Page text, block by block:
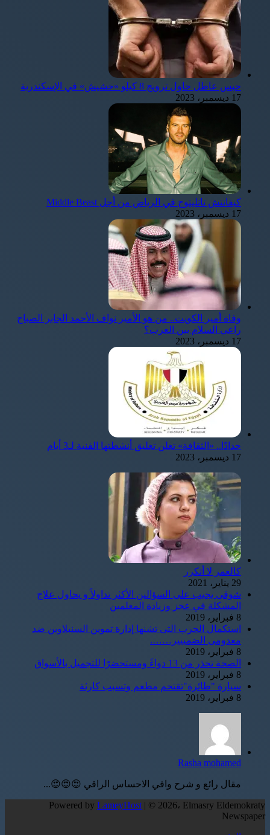
حبس عاطل حاول ترويج 8 كيلو «حشيش» في الإسكندرية
17 ديسمبر، 2023
كيفانتش تاتليتوج في الرياض من أجل Middle Beast
17 ديسمبر، 2023
وفاة أمير الكويت.. من هو الأمير نواف الأحمد الجابر الصباح
راعي السلام بين العرب؟
17 ديسمبر، 2023
حدادًا.. «الثقافة» تعلن تعليق أنشطتها الفنية لـ3 أيام
17 ديسمبر، 2023
كالعمر لا أتكرر
29 يناير، 2021
شوقى يجيب على السؤالين الأكثر تداولاً و يحاول علاج
المشكلة في عجز وزيادة المعلمين
8 فبراير، 2019
استكمال الحرب التى تشنها إدارة تموين السنبلاوين ضد
معدومى الضمييير…….
8 فبراير، 2019
الصحة تحذر من 13 دواءً ومستحضرًا للتجميل بالأسواق
8 فبراير، 2019
سيارة "طائرة"تقتحم مطعم وتسبب كارثة
8 فبراير، 2019
Rasha mohamed
مقال رائع و شرح وافي الاحساس الراقي 😍😍😍...
Powered by LameyHost | © 2026، Elmasry Eldemokraty
Newspaper